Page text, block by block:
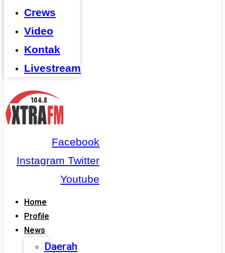
Crews
Video
Kontak
Livestream
Facebook
Instagram Twitter
Youtube
Home
Profile
News
Daerah